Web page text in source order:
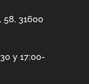
58, 31600
y 17:00-